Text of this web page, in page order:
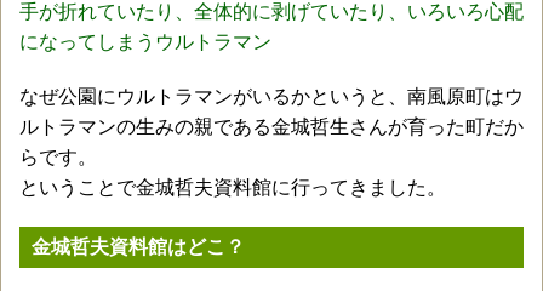
手が折れていたり、全体的に剥げていたり、いろいろ心配
になってしまうウルトラマン
なぜ公園にウルトラマンがいるかというと、南風原町はウ
ルトラマンの生みの親である金城哲生さんが育った町だか
らです。
ということで金城哲夫資料館に行ってきました。
金城哲夫資料館はどこ？